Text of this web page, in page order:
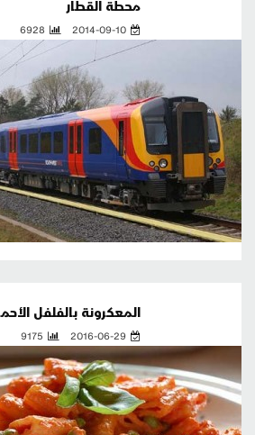
محطة القطار
2014-09-10
6928
المعكرونة بالفلفل
2016-06-29
9175